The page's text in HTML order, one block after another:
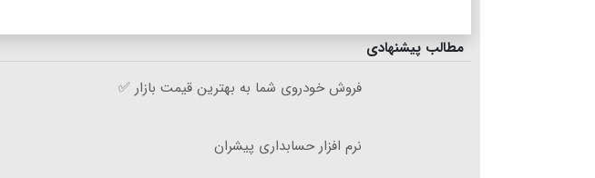
مطالب پیشنهادی
فروش خودروی شما به بهترین قیمت بازار ✅
نرم افزار حسابداری پیشران